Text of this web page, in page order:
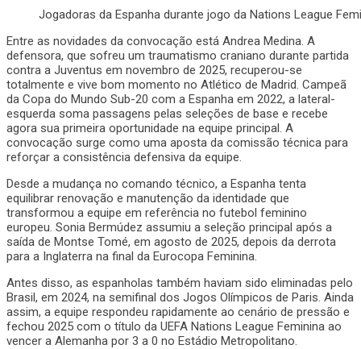
Jogadoras da Espanha durante jogo da Nations League
Entre as novidades da convocação está Andrea Medina. A
defensora, que sofreu um traumatismo craniano durante partida
contra a Juventus em novembro de 2025, recuperou-se
totalmente e vive bom momento no Atlético de Madrid. Campeã
da Copa do Mundo Sub-20 com a Espanha em 2022, a lateral-
esquerda soma passagens pelas seleções de base e recebe
agora sua primeira oportunidade na equipe principal. A
convocação surge como uma aposta da comissão técnica para
reforçar a consistência defensiva da equipe.
Desde a mudança no comando técnico, a Espanha tenta
equilibrar renovação e manutenção da identidade que
transformou a equipe em referência no futebol feminino
europeu. Sonia Bermúdez assumiu a seleção principal após a
saída de Montse Tomé, em agosto de 2025, depois da derrota
para a Inglaterra na final da Eurocopa Feminina.
Antes disso, as espanholas também haviam sido eliminadas pelo
Brasil, em 2024, na semifinal dos Jogos Olímpicos de Paris. Ainda
assim, a equipe respondeu rapidamente ao cenário de pressão e
fechou 2025 com o título da UEFA Nations League Feminina ao
vencer a Alemanha por 3 a 0 no Estádio Metropolitano.